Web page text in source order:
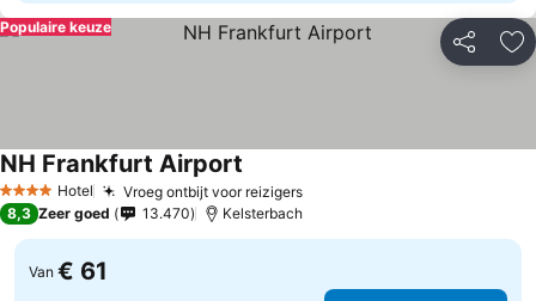
Delen
Populaire keuze
4 SterrenHotel Vroeg ontbijt voor reizigersPrijzen bekijken
NH Frankfurt Airport
8,3 Zeer goed 13.470 Kelsterbach
Van € 61